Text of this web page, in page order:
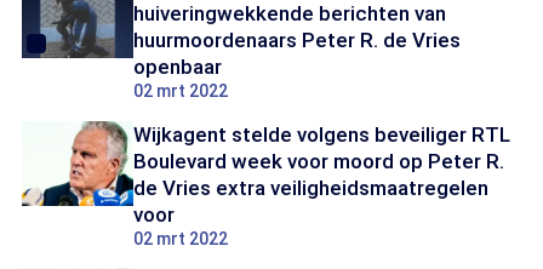
huiveringwekkende berichten van
huurmoordenaars Peter R. de Vries
openbaar
02 mrt 2022
Wijkagent stelde volgens beveiliger RTL
Boulevard week voor moord op Peter R.
de Vries extra veiligheidsmaatregelen
voor
02 mrt 2022